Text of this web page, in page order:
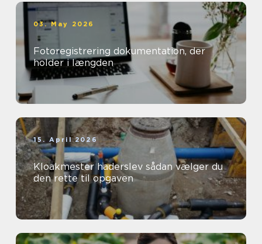
03. May 2026
Fotoregistrering dokumentation, der
holder i længden
15. April 2026
Kloakmester haderslev sådan vælger du
den rette til opgaven